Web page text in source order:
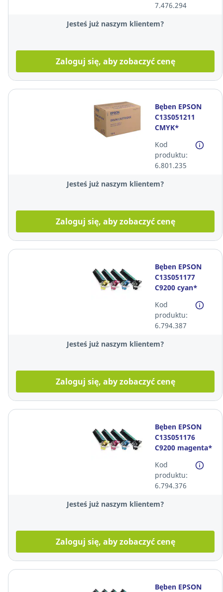
7.476.294
Jesteś już naszym klientem?
Zaloguj się, aby zobaczyć cenę
Bęben EPSON
C13S051211
CMYK*
Kod
produktu:
6.801.235
Jesteś już naszym klientem?
Zaloguj się, aby zobaczyć cenę
Bęben EPSON
C13S051177
C9200 cyan*
Kod
produktu:
6.794.387
Jesteś już naszym klientem?
Zaloguj się, aby zobaczyć cenę
Bęben EPSON
C13S051176
C9200 magenta*
Kod
produktu:
6.794.376
Jesteś już naszym klientem?
Zaloguj się, aby zobaczyć cenę
Bęben EPSON